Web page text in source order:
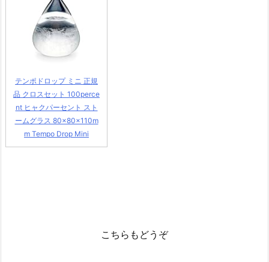
テンポドロップ ミニ 正規
品 クロスセット 100perce
nt ヒャクパーセント スト
ームグラス 80×80×110m
m Tempo Drop Mini
こちらもどうぞ